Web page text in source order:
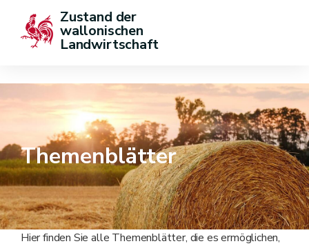
Zustand der
wallonischen
Landwirtschaft
Themenblätter
Hier finden Sie alle Themenblätter, die es ermöglichen,